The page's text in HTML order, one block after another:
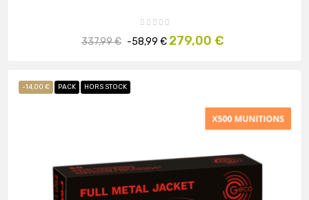
Prix
337,99 € -58,99 € Prix
279,00 €
-14,00 € PACK HORS STOCK